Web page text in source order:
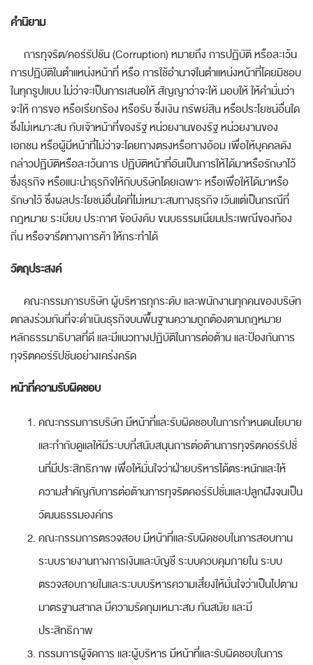
คำนิยาม
การทุจริต/คอร์รัปชัน (Corruption)หมายถึง การปฏิบัติ หรือละเว้น
การปฏิบัติในตำแหน่งหน้าที่ หรือ การใช้อำนาจในตำแหน่งหน้าที่โดยมิชอบ
ในทุกรูปแบบ ไม่ว่าจะเป็นการเสนอให้ สัญญาว่าจะให้ มอบให้ ให้คำมั่นว่า
จะให้ การขอ หรือเรียกร้อง หรือรับ ซึ่งเงิน ทรัพย์สิน หรือประโยชน์อื่นใด
ซึ่งไม่เหมาะสม กับเจ้าหน้าที่ของรัฐ หน่วยงานของรัฐ หน่วยงานของ
เอกชน หรือผู้มีหน้าที่ไม่ว่าจะโดยทางตรงหรือทางอ้อม เพื่อให้บุคคลดัง
กล่าวปฏิบัติหรือละเว้นการ ปฏิบัติหน้าที่อันเป็นการให้ได้มาหรือรักษาไว้
ซึ่งธุรกิจ หรือแนะนำธุรกิจให้กับบริษัทโดยเฉพาะ หรือเพื่อให้ได้มาหรือ
รักษาไว้ ซึ่งผลประโยชน์อื่นใดที่ไม่เหมาะสมทางธุรกิจ เว้นแต่เป็นกรณีที่
กฎหมาย ระเบียบ ประกาศ ข้อบังคับ ขนบธรรมเนียมประเพณีของท้อง
ถิ่น หรือจารีตทางการค้า ให้กระทำได้
วัตถุประสงค์
คณะกรรมการบริษัท ผู้บริหารทุกระดับ และพนักงานทุกคนของบริษัท
ตกลงร่วมกันที่จะดำเนินธุรกิจบนพื้นฐานความถูกต้องตามกฎหมาย
หลักธรรมาธิบาลที่ดี และมีแนวทางปฏิบัติในการต่อต้าน และป้องกันการ
ทุจริตคอร์รัปชันอย่างเคร่งครัด
หน้าที่ความรับผิดชอบ
คณะกรรมการบริษัท มีหน้าที่และรับผิดชอบในการกำหนดนโยบาย
และกำกับดูแลให้มีระบบที่สนับสนุนการต่อต้านการทุจริตคอร์รัปชั่
นที่มีประสิทธิภาพ เพื่อให้มั่นใจว่าฝ่ายบริหารได้ตระหนักและให้
ความสำคัญกับการต่อต้านการทุจริตคอร์รัปชั่นและปลูกฝังจนเป็น
วัฒนธรรมองค์กร
คณะกรรมการตรวจสอบ มีหน้าที่และรับผิดชอบในการสอบทาน
ระบบรายงานทางการเงินและบัญชี ระบบควบคุมภายใน ระบบ
ตรวจสอบภายในและระบบบริหารความเสี่ยงให้มั่นใจว่าเป็นไปตาม
มาตรฐานสากล มีความรัดกุมเหมาะสม ทันสมัย และมี
ประสิทธิภาพ
กรรมการผู้จัดการ และผู้บริหาร มีหน้าที่และรับผิดชอบในการ